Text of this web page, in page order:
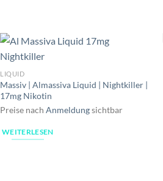
LIQUID
Massiv | Almassiva Liquid | Nightkiller |
17mg Nikotin
Preise nachAnmeldungsichtbar
WEITERLESEN